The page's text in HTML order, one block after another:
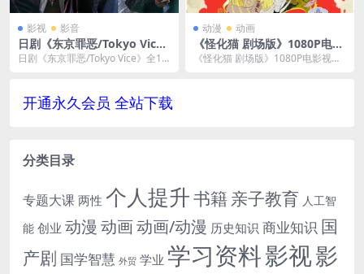
影视 影音
日剧《东京罪恶/Tokyo Vic
e》全1-2季4K[MP4/115GB]
日剧《东京罪恶/Tokyo Vice》全1-2
动漫 动画
《怪化猫 剧场版》1080P电影
视频[MP4/1.5GB]夸克云网盘
《怪化猫 剧场版》1080P电影视频
开通永久会员 全站下载
分类目录
专题大课 两性 个人提升书籍 亲子教育 人工智
能 创业 动漫 动画动画/动漫 历史知识 商业知识 国
产剧 国学智慧 外贸 学业 学习资料影视影